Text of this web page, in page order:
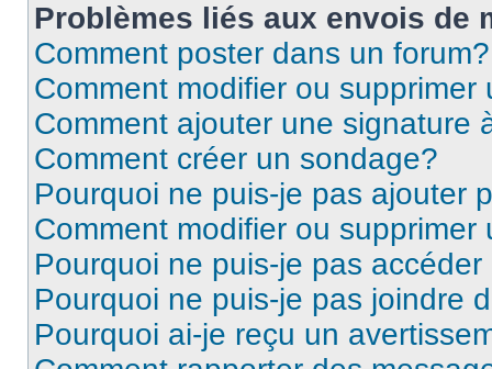
Problèmes liés aux envois de
Comment poster dans un forum?
Comment modifier ou supprimer
Comment ajouter une signature
Comment créer un sondage?
Pourquoi ne puis-je pas ajouter
Comment modifier ou supprimer
Pourquoi ne puis-je pas
Pourquoi ne puis-je pas joindre
Pourquoi ai-je reçu un